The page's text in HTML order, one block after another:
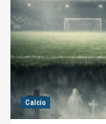
Calcio